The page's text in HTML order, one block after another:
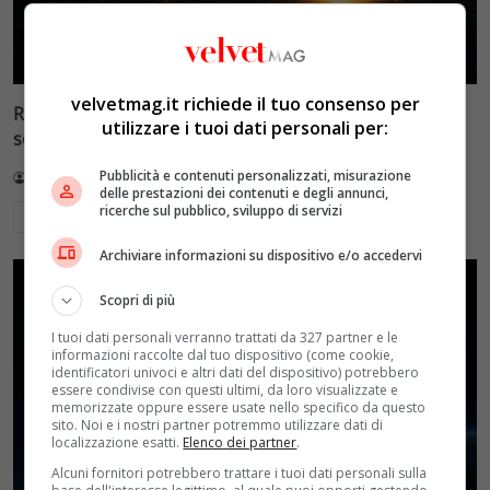
Reflect Orbital: gli specchi spaziali che promettono il
sole di notte (per 5mila dollari l’ora)
Redazione VelvetMAG 4 Agosto 2026
velvetmag.it richiede il tuo consenso per
utilizzare i tuoi dati personali per:
Pubblicità e contenuti personalizzati, misurazione
delle prestazioni dei contenuti e degli annunci,
ricerche sul pubblico, sviluppo di servizi
Archiviare informazioni su dispositivo e/o accedervi
Scopri di più
I tuoi dati personali verranno trattati da 327 partner e le
informazioni raccolte dal tuo dispositivo (come cookie,
identificatori univoci e altri dati del dispositivo) potrebbero
essere condivise con questi ultimi, da loro visualizzate e
memorizzate oppure essere usate nello specifico da questo
sito. Noi e i nostri partner potremmo utilizzare dati di
localizzazione esatti. Elenco dei partner.
Alcuni fornitori potrebbero trattare i tuoi dati personali sulla